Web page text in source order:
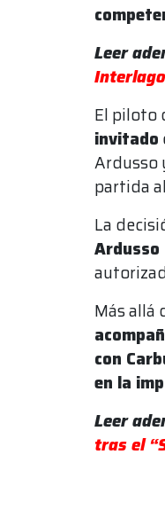
Leer
El piloto
invitado
Ardusso
partida
La
Ardusso
Más allá
con
en la
Leer
tras el